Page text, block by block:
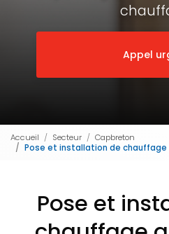
Appel
Accueil Secteur
Capbreton
Pose et installation de chauffage
Pose et